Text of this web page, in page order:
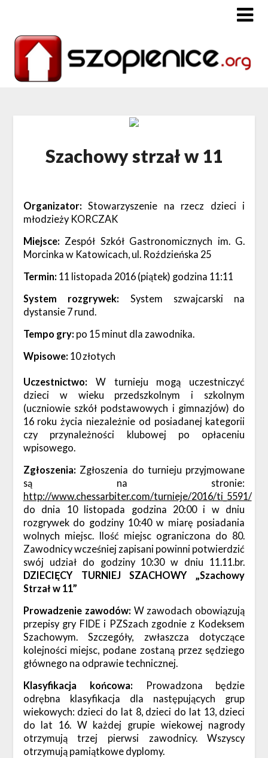
Szachowy strzał w 11
Organizator: Stowarzyszenie na rzecz dzieci i
młodzieży KORCZAK
Miejsce: Zespół Szkół Gastronomicznych im. G.
Morcinka w Katowicach, ul. Roździeńska 25
Termin: 11 listopada 2016 (piątek) godzina 11:11
System rozgrywek: System szwajcarski na
dystansie 7 rund.
Tempo gry: po 15 minut dla zawodnika.
Wpisowe: 10 złotych
Uczestnictwo: W turnieju mogą uczestniczyć
dzieci w wieku przedszkolnym i szkolnym
(uczniowie szkół podstawowych i gimnazjów) do
16 roku życia niezależnie od posiadanej kategorii
czy przynależności klubowej po opłaceniu
wpisowego.
Zgłoszenia: Zgłoszenia do turnieju przyjmowane
są na stronie:
http://www.chessarbiter.com/turnieje/2016/ti_5591/
do dnia 10 listopada godzina 20:00 i w dniu
rozgrywek do godziny 10:40 w miarę posiadania
wolnych miejsc. Ilość miejsc ograniczona do 80.
Zawodnicy wcześniej zapisani powinni potwierdzić
swój udział do godziny 10:30 w dniu 11.11.br.
DZIECIĘCY TURNIEJ SZACHOWY „Szachowy
Strzał w 11”
Prowadzenie zawodów: W zawodach obowiązują
przepisy gry FIDE i PZSzach zgodnie z Kodeksem
Szachowym. Szczegóły, zwłaszcza dotyczące
kolejności miejsc, podane zostaną przez sędziego
głównego na odprawie technicznej.
Klasyfikacja końcowa:
Prowadzona będzie
odrębna klasyfikacja dla następujących grup
wiekowych: dzieci do lat 8, dzieci do lat 13, dzieci
do lat 16. W każdej grupie wiekowej nagrody
otrzymują trzej pierwsi zawodnicy. Wszyscy
otrzymują pamiątkowe dyplomy.